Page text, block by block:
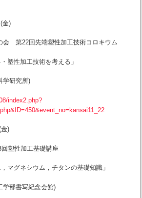
)
22回先端塑性加工技術コロキウム
性加工技術を考える」
研究所)
index2.php?
)
性加工基礎講座
グネシウム，チタンの基礎知識」
書写紀念会館)